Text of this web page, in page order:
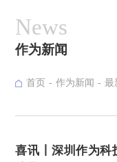
News
作为新闻
首页 作为新闻 最
喜讯丨深圳作为科